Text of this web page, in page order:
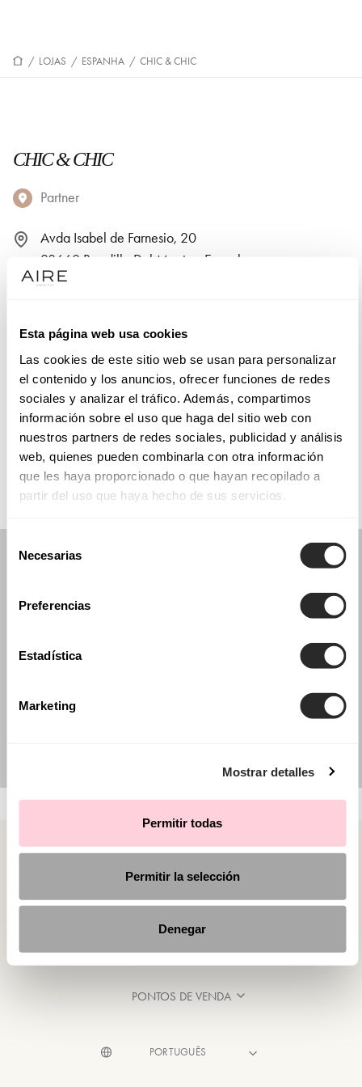
Esta página web usa cookies
Las cookies de este sitio web se usan para personalizar
el contenido y los anuncios, ofrecer funciones de redes
sociales y analizar el tráfico. Además, compartimos
información sobre el uso que haga del sitio web con
nuestros partners de redes sociales, publicidad y análisis
web, quienes pueden combinarla con otra información
que les haya proporcionado o que hayan recopilado a
partir del uso que haya hecho de sus servicios.
Necesarias
Preferencias
Estadística
Marketing
Mostrar detalles
Permitir todas
Permitir la selección
Denegar
/ LOJAS / ESPANHA / CHIC & CHIC
CHIC & CHIC
Partner
Avda Isabel de Farnesio, 20
28660 Boadilla Del Monte - Espanha
COLLECTIONS
COMUNHÃO
CATEGORIAS
PONTOS DE VENDA